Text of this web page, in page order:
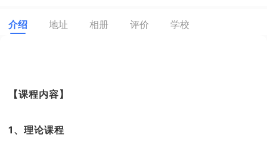
介绍 地址 相册 评价 学校
【课程内容】
1、理论课程